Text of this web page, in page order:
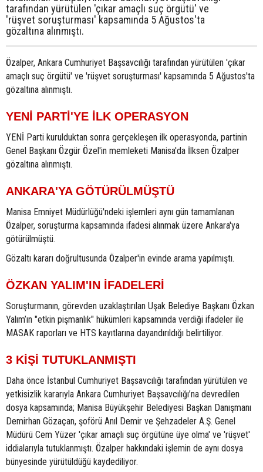
tarafından yürütülen 'çıkar amaçlı suç örgütü' ve
'rüşvet soruşturması' kapsamında 5 Ağustos'ta
gözaltına alınmıştı.
Özalper, Ankara Cumhuriyet Başsavcılığı tarafından yürütülen 'çıkar
amaçlı suç örgütü' ve 'rüşvet soruşturması' kapsamında 5 Ağustos'ta
gözaltına alınmıştı.
YENİ PARTİ'YE İLK OPERASYON
YENİ Parti kurulduktan sonra gerçekleşen ilk operasyonda, partinin
Genel Başkanı Özgür Özel'in memleketi Manisa'da İlksen Özalper
gözaltına alınmıştı.
ANKARA'YA GÖTÜRÜLMÜŞTÜ
Manisa Emniyet Müdürlüğü'ndeki işlemleri aynı gün tamamlanan
Özalper, soruşturma kapsamında ifadesi alınmak üzere Ankara'ya
götürülmüştü.
Gözaltı kararı doğrultusunda Özalper'in evinde arama yapılmıştı.
ÖZKAN YALIM'IN İFADELERİ
Soruşturmanın, görevden uzaklaştırılan Uşak Belediye Başkanı Özkan
Yalım’ın "etkin pişmanlık" hükümleri kapsamında verdiği ifadeler ile
MASAK raporları ve HTS kayıtlarına dayandırıldığı belirtiliyor.
3 KİŞİ TUTUKLANMIŞTI
Daha önce İstanbul Cumhuriyet Başsavcılığı tarafından yürütülen ve
yetkisizlik kararıyla Ankara Cumhuriyet Başsavcılığı’na devredilen
dosya kapsamında; Manisa Büyükşehir Belediyesi Başkan Danışmanı
Demirhan Gözaçan, şoförü Anıl Demir ve Şehzadeler A.Ş. Genel
Müdürü Cem Yüzer 'çıkar amaçlı suç örgütüne üye olma' ve 'rüşvet'
iddialarıyla tutuklanmıştı. Özalper hakkındaki işlemin de aynı dosya
bünyesinde yürütüldüğü kaydediliyor.